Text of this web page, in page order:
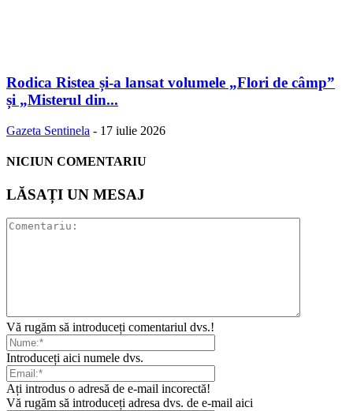
Rodica Ristea și-a lansat volumele „Flori de câmp”
și „Misterul din...
Gazeta Sentinela - 17 iulie 2026
NICIUN COMENTARIU
LĂSAȚI UN MESAJ
Vă rugăm să introduceți comentariul dvs.!
Introduceți aici numele dvs.
Ați introdus o adresă de e-mail incorectă!
Vă rugăm să introduceți adresa dvs. de e-mail aici